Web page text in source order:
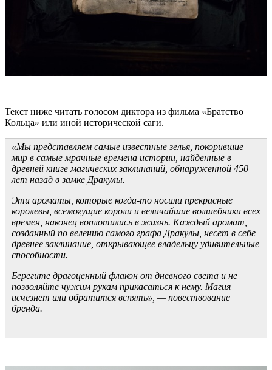
Текст ниже читать голосом диктора из фильма «Братство
Кольца» или иной исторической саги.
«Мы представляем самые известные зелья, покорившие
мир в самые мрачные времена истории, найденные в
древней книге магических заклинаний, обнаруженной 450
лет назад в замке Дракулы.
Эти ароматы, которые когда-то носили прекрасные
королевы, всемогущие короли и величайшие волшебники всех
времен, наконец воплотились в жизнь. Каждый аромат,
созданный по велению самого графа Дракулы, несет в себе
древнее заклинание, открывающее владельцу удивительные
способности.
Берегите драгоценный флакон от дневного света и не
позволяйте чужим рукам прикасаться к нему. Магия
исчезнет или обратится вспять», — повествование
бренда.